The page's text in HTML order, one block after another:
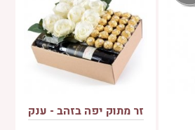
זר מתוק יפה בזהב - ענק